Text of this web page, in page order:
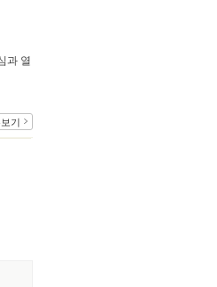
과 열
기